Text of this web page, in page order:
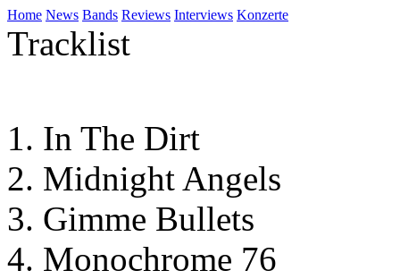
Home News Bands Reviews Interviews Konzerte
Tracklist
In The Dirt
Midnight Angels
Gimme Bullets
Monochrome 76